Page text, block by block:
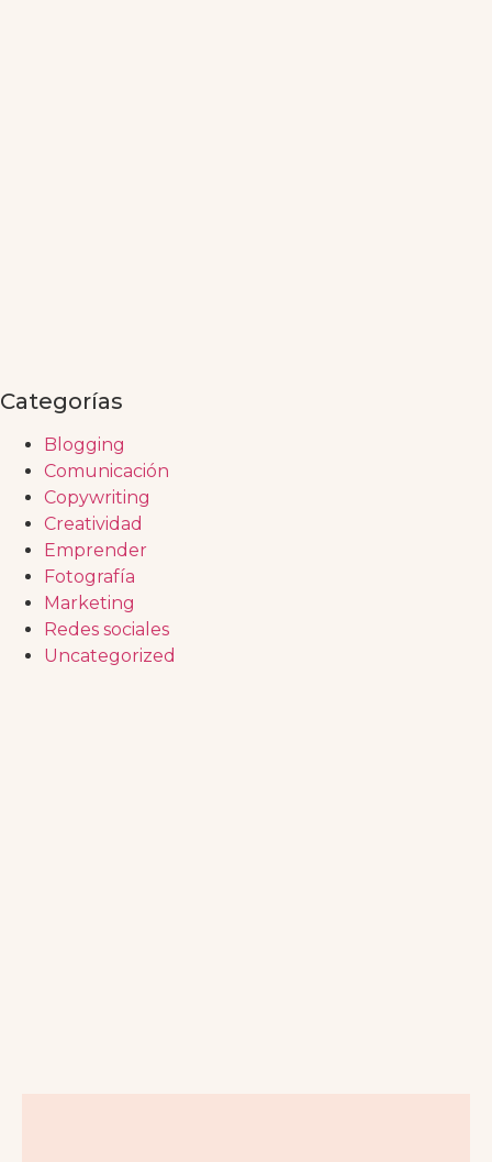
Categorías
Blogging
Comunicación
Copywriting
Creatividad
Emprender
Fotografía
Marketing
Redes sociales
Uncategorized